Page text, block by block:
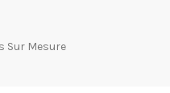
Sur Mesure